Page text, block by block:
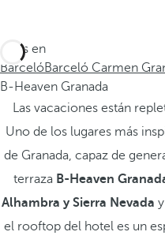
Estás en
BarcelóBarceló Carmen
B-Heaven Granada
Las vacaciones están
Uno de los lugares más
de Granada, capaz de
terraza B-Heaven
Alhambra y Sierra Nevada
el rooftop del hotel es un